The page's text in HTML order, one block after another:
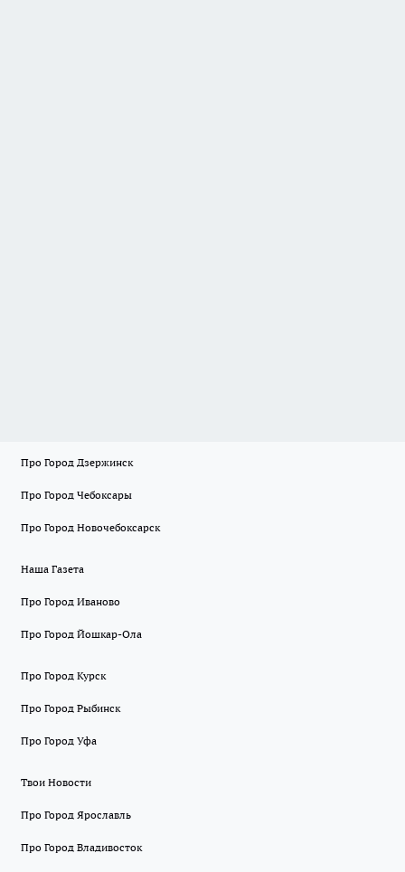
Про Город Дзержинск
Про Город Чебоксары
Про Город Новочебоксарск
Наша Газета
Про Город Иваново
Про Город Йошкар-Ола
Про Город Курск
Про Город Рыбинск
Про Город Уфа
Твои Новости
Про Город Ярославль
Про Город Владивосток